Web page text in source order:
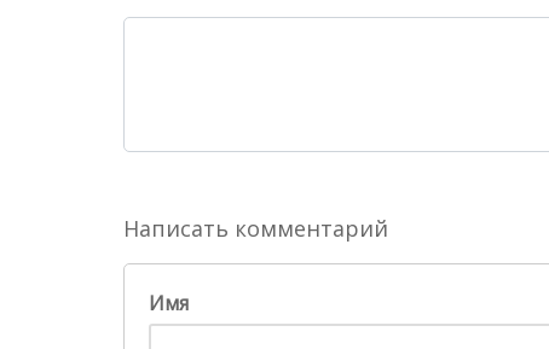
Написать комментарий
Имя